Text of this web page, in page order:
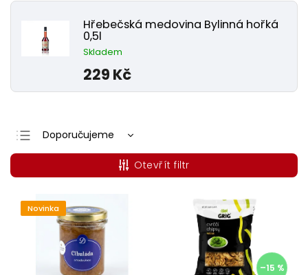
Hřebečská medovina Bylinná hořká
0,5l
Skladem
229 Kč
Doporučujeme
Nejlevnější
Nejdražší
Nejprodávanější
Abecedně
Otevřít filtr
Novinka
–15 %